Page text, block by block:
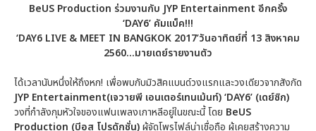
BeUS Production ร่วมงานกับ JYP Entertainment อีกครั้ง
‘DAY6’ คัมแบ็ค!!!
‘DAY6 LIVE & MEET IN BANGKOK 2017’วันอาทิตย์ที่ 13 สิงหาคม
2560...มายเดย์รายงานตัว
ได้เวลานับหนึ่งให้ถึงหก! เพื่อพบกับมิวสิคแบนด์วงแรกและวงเดียวจากสังกัด
JYP Entertainment(เจวายพี เอนเตอร์เทนเม้นท์)‘DAY6’ (เดย์ซิก)
วงที่กำลังกุมหัวใจของแฟนเพลงเกาหลีอยู่ในขณะนี้ โดย BeUS
Production (บีอุส โปรดักชั่น)ผู้จัดโพรไฟล์น่าเชื่อถือ ผู้เคยสร้างความ